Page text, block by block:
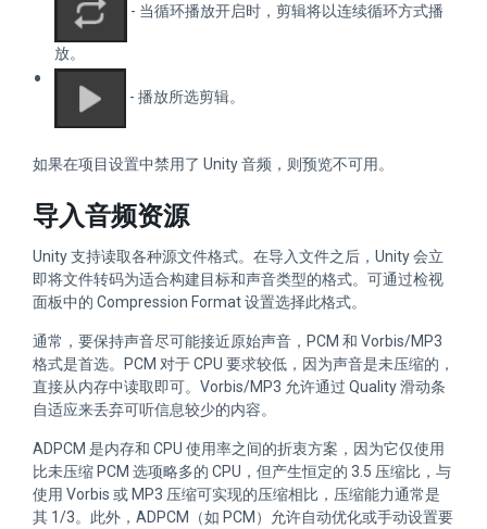
- 当循环播放开启时，剪辑将以连续循环方式播
放。
- 播放所选剪辑。
如果在项目设置中禁用了 Unity 音频，则预览不可用。
导入音频资源
Unity 支持读取各种源文件格式。在导入文件之后，Unity 会立
即将文件转码为适合构建目标和声音类型的格式。可通过检视
面板中的 Compression Format 设置选择此格式。
通常，要保持声音尽可能接近原始声音，PCM 和 Vorbis/MP3
格式是首选。PCM 对于 CPU 要求较低，因为声音是未压缩的，
直接从内存中读取即可。Vorbis/MP3 允许通过 Quality 滑动条
自适应来丢弃可听信息较少的内容。
ADPCM 是内存和 CPU 使用率之间的折衷方案，因为它仅使用
比未压缩 PCM 选项略多的 CPU，但产生恒定的 3.5 压缩比，与
使用 Vorbis 或 MP3 压缩可实现的压缩相比，压缩能力通常是
其 1/3。此外，ADPCM（如 PCM）允许自动优化或手动设置要